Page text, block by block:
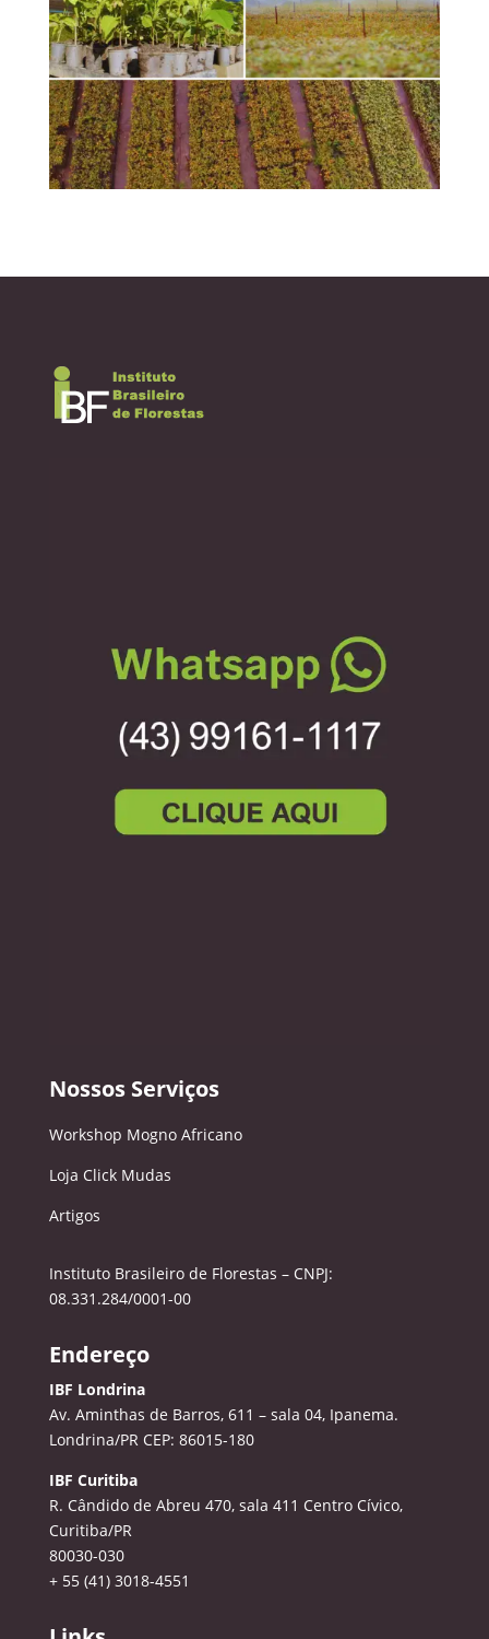
Nossos Serviços
Workshop Mogno Africano
Loja Click Mudas
Artigos
Instituto Brasileiro de Florestas – CNPJ:
08.331.284/0001-00
Endereço
IBF Londrina
Av. Aminthas de Barros, 611 – sala 04, Ipanema.
Londrina/PR CEP: 86015-180
IBF Curitiba
R. Cândido de Abreu 470, sala 411 Centro Cívico,
Curitiba/PR
80030-030
+ 55 (41) 3018-4551